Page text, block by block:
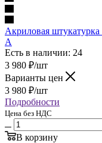
Акриловая
A
Есть в наличии: 24
3 980 ₽/шт
Варианты цен
3 980 ₽/шт
Подробности
Цена без НДС
В корзину